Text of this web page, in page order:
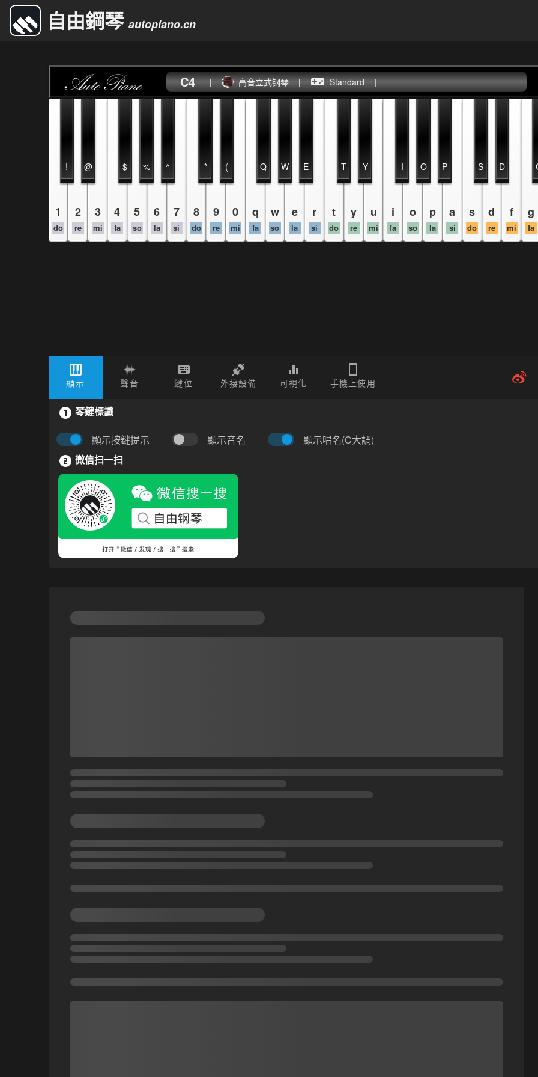
自由鋼琴 autopiano.cn
C4 | 高音立式钢琴 | Standard |
1
do
2
re
3
mi
4
fa
5
so
6
la
7
si
8
do
9
re
0
mi
q
fa
w
so
e
la
r
si
t
do
y
re
u
mi
i
fa
o
so
p
la
a
si
s
do
d
re
f
mi
g
fa
! @ $ % ^ * ( Q W E T Y I O P S D
顯示 聲音 鍵位 外接設備 可視化 手機上使用
琴鍵標識
顯示按鍵提示 顯示音名 顯示唱名(C大調)
微信扫一扫